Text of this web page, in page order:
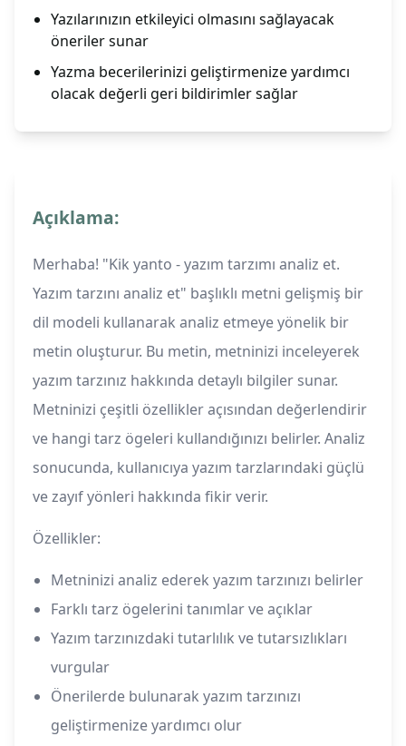
Yazılarınızın etkileyici olmasını sağlayacak
öneriler sunar
Yazma becerilerinizi geliştirmenize yardımcı
olacak değerli geri bildirimler sağlar
Açıklama:
Merhaba! "Kik yanto - yazım tarzımı analiz et.
Yazım tarzını analiz et" başlıklı metni gelişmiş bir
dil modeli kullanarak analiz etmeye yönelik bir
metin oluşturur. Bu metin, metninizi inceleyerek
yazım tarzınız hakkında detaylı bilgiler sunar.
Metninizi çeşitli özellikler açısından değerlendirir
ve hangi tarz ögeleri kullandığınızı belirler. Analiz
sonucunda, kullanıcıya yazım tarzlarındaki güçlü
ve zayıf yönleri hakkında fikir verir.
Özellikler:
Metninizi analiz ederek yazım tarzınızı belirler
Farklı tarz ögelerini tanımlar ve açıklar
Yazım tarzınızdaki tutarlılık ve tutarsızlıkları
vurgular
Önerilerde bulunarak yazım tarzınızı
geliştirmenize yardımcı olur